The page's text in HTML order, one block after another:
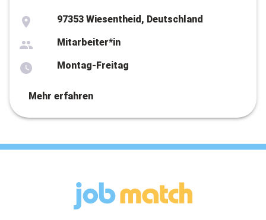
97353 Wiesentheid, Deutschland
Mitarbeiter*in
Montag-Freitag
Mehr erfahren